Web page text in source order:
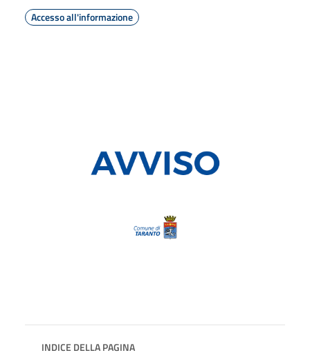
Accesso all'informazione
INDICE DELLA PAGINA